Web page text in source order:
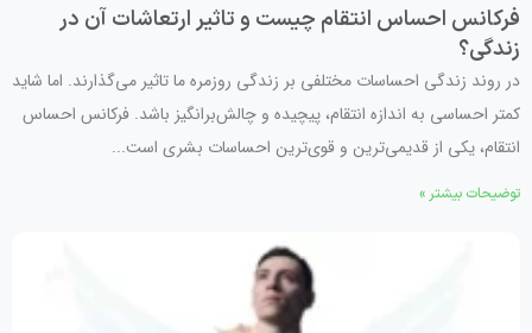
فرکانس احساس انتقام چیست و تاثیر ارتعاشات آن در
زندگی؟
در روند زندگی احساسات مختلفی بر زندگی روزمره ما تاثیر می‌گذارند. اما شاید
کمتر احساسی به اندازه انتقام، پیچیده و چالش‌برانگیز باشد. فرکانس احساس
انتقام، یکی از قدیمی‌ترین و قوی‌ترین احساسات بشری است...
توضیحات بیشتر »